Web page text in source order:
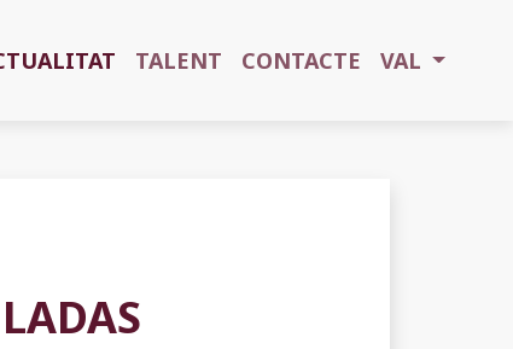
TALENT CONTACTE VAL